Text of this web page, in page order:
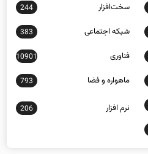
سخت‌افزار 244
شبكه اجتماعی 383
فناوری 10901
ماهواره و فضا 793
نرم افزار 206